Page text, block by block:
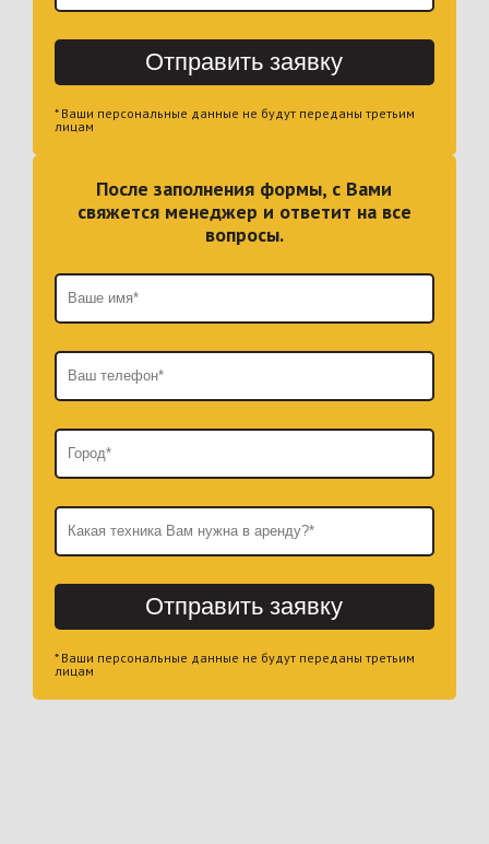
Отправить заявку
* Ваши персональные данные не будут переданы третьим
лицам
После заполнения формы, с Вами
свяжется менеджер и ответит на все
вопросы.
Отправить заявку
* Ваши персональные данные не будут переданы третьим
лицам